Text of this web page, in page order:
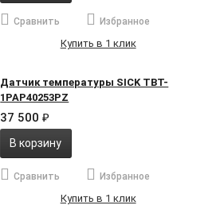
Сравнить Избранное
Купить в 1 клик
Датчик температуры SICK TBT-
1PAP40253PZ
37 500₽
В корзину
Сравнить Избранное
Купить в 1 клик